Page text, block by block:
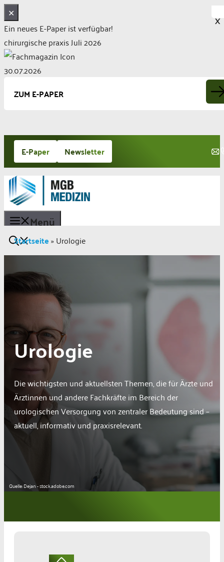
✕
Ein neues E-Paper ist verfügbar!
chirurgische praxis Juli 2026
30.07.2026
ZUM E-PAPER
Zum
Inhalt
springen
E-Paper Newsletter
Menü
Startseite»Urologie
Urologie
Die wichtigsten und aktuellsten Themen, die für Ärzte und
Ärztinnen und andere Fachkräfte im Bereich der
urologischen Versorgung von zentraler Bedeutung sind –
aktuell, informativ und praxisrelevant.
Quelle: Dejan - stock.adobe.com
X